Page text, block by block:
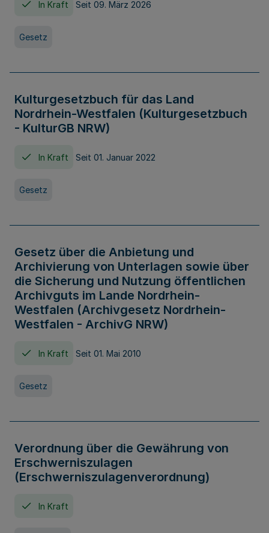
In Kraft Seit 09. März 2026
Gesetz
Kulturgesetzbuch für das Land
Nordrhein-Westfalen (Kulturgesetzbuch
- KulturGB NRW)
In Kraft Seit 01. Januar 2022
Gesetz
Gesetz über die Anbietung und
Archivierung von Unterlagen sowie über
die Sicherung und Nutzung öffentlichen
Archivguts im Lande Nordrhein-
Westfalen (Archivgesetz Nordrhein-
Westfalen - ArchivG NRW)
In Kraft Seit 01. Mai 2010
Gesetz
Verordnung über die Gewährung von
Erschwerniszulagen
(Erschwerniszulagenverordnung)
In Kraft